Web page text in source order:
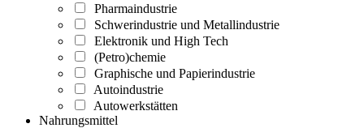
Pharmaindustrie
Schwerindustrie und Metallindustrie
Elektronik und High Tech
(Petro)chemie
Graphische und Papierindustrie
Autoindustrie
Autowerkstätten
Nahrungsmittel